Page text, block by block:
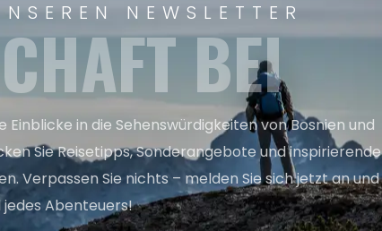
NEWSLETTER
BEI
in die Sehenswürdigkeiten von Bosnien und
Sie Reisetipps, Sonderangebote und inspirierende
Verpassen Sie nichts – melden Sie sich jetzt an und
jedes Abenteuers!